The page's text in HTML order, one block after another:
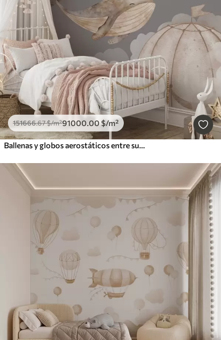
151666.67$/m²91000.00 $/m²
Ballenas y globos aerostáticos entre suaves nubes